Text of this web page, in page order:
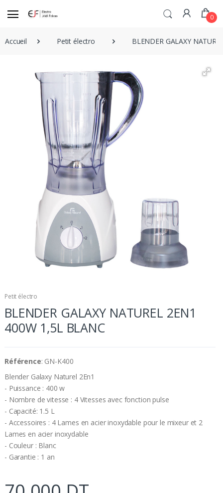
0
Accueil Petit électro BLENDER GALAXY
Petit électro
BLENDER GALAXY NATUREL 2EN1
400W 1,5L BLANC
Référence: GN-K400
Blender Galaxy Naturel 2En1
- Puissance : 400 w
- Nombre de vitesse : 4 Vitesses avec fonction pulse
- Capacité: 1.5 L
- Accessoires : 4 Lames en acier inoxydable pour le mixeur et 2
Lames en acier inoxydable
- Couleur : Blanc
- Garantie : 1 an